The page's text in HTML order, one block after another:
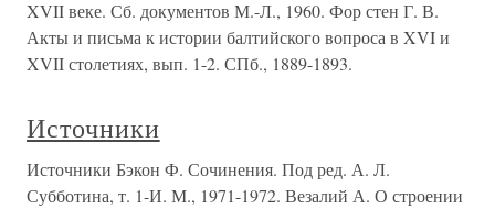
XVII веке. Сб. документов М.-Л., 1960. Фор стен Г. В.
Акты и письма к истории балтийского вопроса в XVI и
XVII столетиях, вып. 1-2. СПб., 1889-1893.
Источники
Источники Бэкон Ф. Сочинения. Под ред. А. Л.
Субботина, т. 1-И. М., 1971-1972. Везалий А. О строении